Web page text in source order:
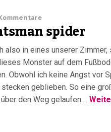
spider
also in eines unserer Zimmer,
Monster auf dem
Obwohl ich keine Angst vor
geblieben. So eine
den Weg gelaufen....